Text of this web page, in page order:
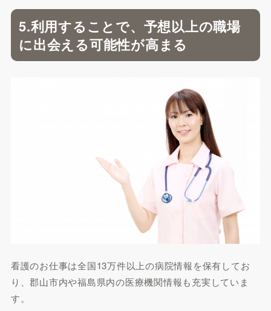
5.利用することで、予想以上の職場
に出会える可能性が高まる
看護のお仕事は全国13万件以上の病院情報を保有してお
り、郡山市内や福島県内の医療機関情報も充実していま
す。